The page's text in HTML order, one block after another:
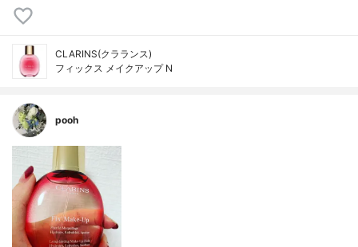
CLARINS(クラランス)
フィックス メイクアップ N
pooh